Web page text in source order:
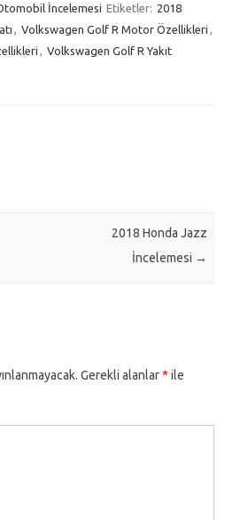
İncelemesi Etiketler: 2018
, Volkswagen Golf R Motor Özellikleri ,
, Volkswagen Golf R Yakıt
2018 Honda Jazz
İncelemesi →
Gerekli alanlar* ile